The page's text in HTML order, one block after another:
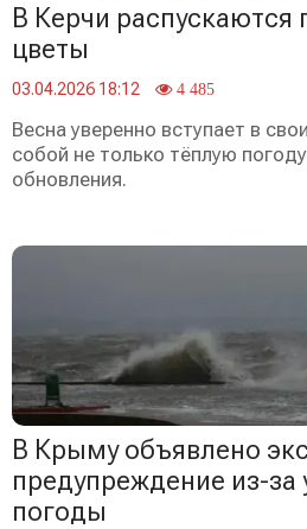
В Керчи распускаются
цветы
03.04.2026 18:12 4 485
Весна уверенно вступает в
собой не только тёплую
обновления.
В Крыму объявлено
предупреждение из-за
погоды